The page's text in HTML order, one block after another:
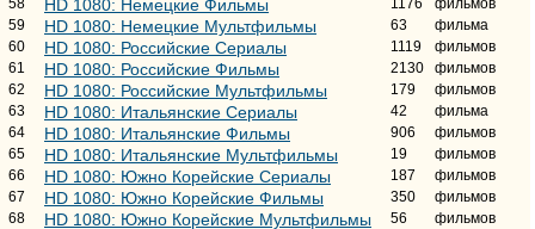
58
HD 1080: Немецкие Фильмы 1176
фильмов
59
HD 1080: Немецкие Мультфильмы 63
фильма
60
HD 1080: Российские Сериалы 1119
фильмов
61
HD 1080: Российские Фильмы 2130
фильмов
62
HD 1080: Российские Мультфильмы 179
фильмов
63
HD 1080: Итальянские Сериалы 42
фильма
64
HD 1080: Итальянские Фильмы 906
фильмов
65
HD 1080: Итальянские Мультфильмы 19
фильмов
66
HD 1080: Южно Корейские Сериалы 187
фильмов
67
HD 1080: Южно Корейские Фильмы 350
фильмов
68
HD 1080: Южно Корейские Мультфильмы 56
фильмов